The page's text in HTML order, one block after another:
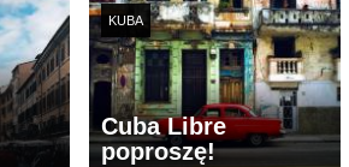
KUBA
Cuba Libre
poproszę!